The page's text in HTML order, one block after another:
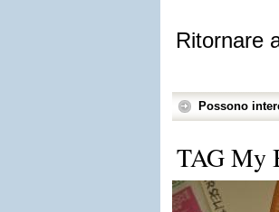
Ritornare
Possono
TAG My